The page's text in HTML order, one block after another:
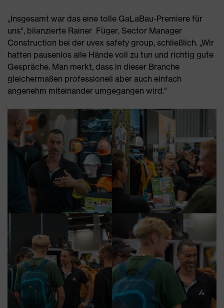
„Insgesamt war das eine tolle GaLaBau-Premiere für
uns“, bilanzierte Rainer Füger, Sector Manager
Construction bei der uvex safety group, schließlich. „Wir
hatten pausenlos alle Hände voll zu tun und richtig gute
Gespräche. Man merkt, dass in dieser Branche
gleichermaßen professionell aber auch einfach
angenehm miteinander umgegangen wird.“